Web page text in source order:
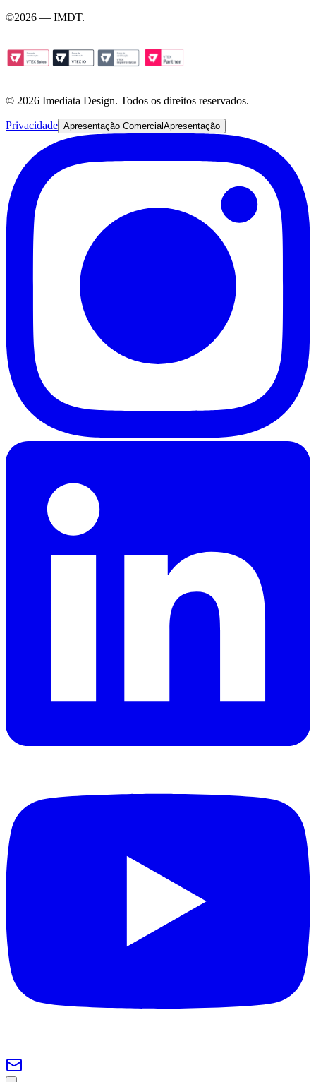
©2026 — IMDT.
© 2026 Imediata Design. Todos os direitos reservados.
Privacidade Apresentação Comercial Apresentação